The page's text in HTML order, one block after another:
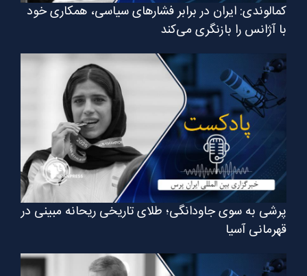
کمالوندی: ایران در برابر فشارهای سیاسی، همکاری خود
با آژانس را بازنگری می‌کند
پرشی به سوی جاودانگی؛ طلای تاریخی ریحانه مبینی در
قهرمانی آسیا